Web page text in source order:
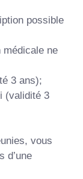
possible
médicale ne
3 ans);
(validité 3
vous
d’une